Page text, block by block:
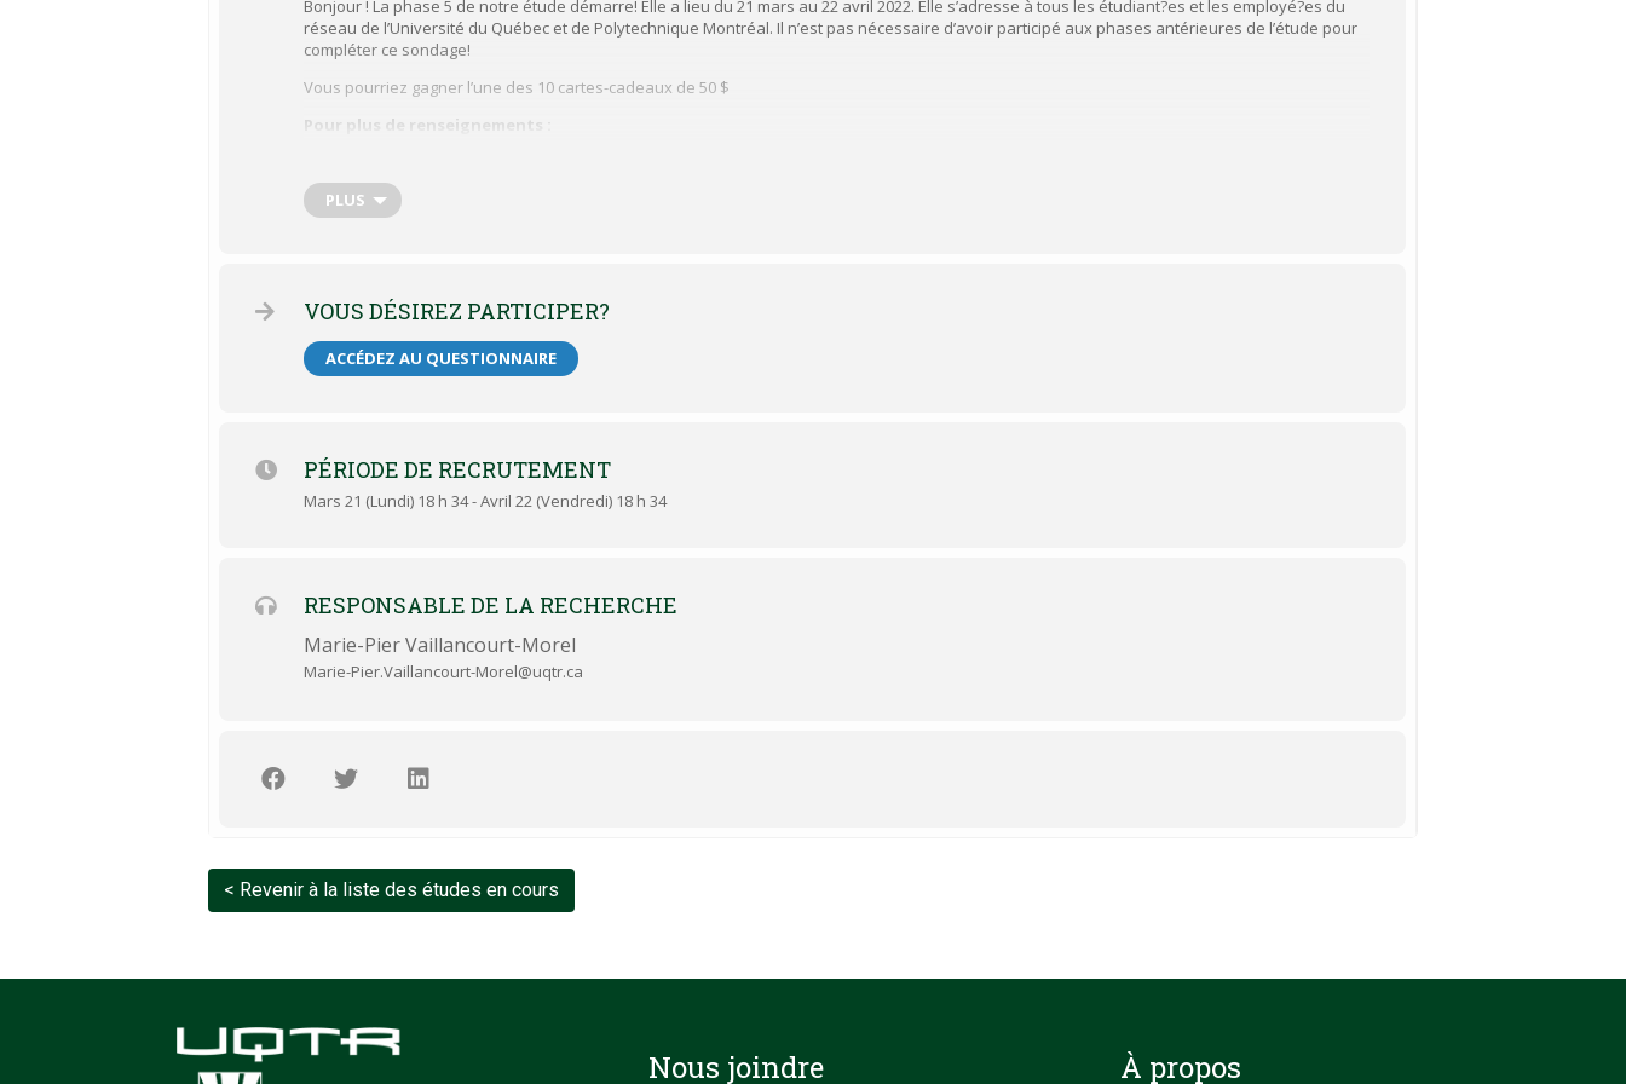
Bonjour ! La phase 5 de notre étude démarre! Elle a lieu du 21 mars au 22 avril 2022. Elle s’adresse à tous les étudiant?es et les employé?es du
réseau de l’Université du Québec et de Polytechnique Montréal. Il n’est pas nécessaire d’avoir participé aux phases antérieures de l’étude pour
compléter ce sondage!
Vous pourriez gagner l’une des 10 cartes-cadeaux de 50 $
Pour plus de renseignements :
cblecler@uqac.ca
1 800 463-9880, poste 4230
PLUS
VOUS DÉSIREZ PARTICIPER?
ACCÉDEZ AU QUESTIONNAIRE
PÉRIODE DE RECRUTEMENT
Mars 21 (Lundi) 18 h 34 - Avril 22 (Vendredi) 18 h 34
RESPONSABLE DE LA RECHERCHE
Marie-Pier Vaillancourt-Morel
Marie-Pier.Vaillancourt-Morel@uqtr.ca
< Revenir à la liste des études en cours
Nous joindre À propos